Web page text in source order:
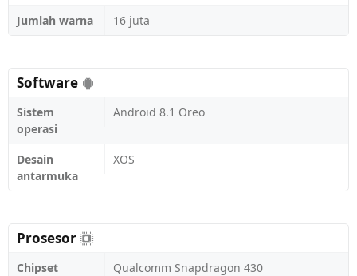
Jumlah warna 16 juta
Software
Sistem
operasi
Android 8.1 Oreo
Desain
antarmuka
XOS
Prosesor
Chipset
Qualcomm Snapdragon 430